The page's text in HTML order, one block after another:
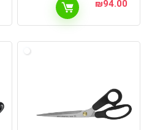
₪94.00